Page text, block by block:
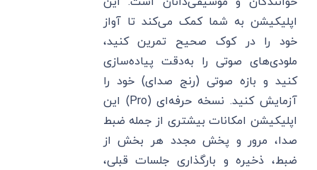
اپلیکیشن به شما کمک می‌کند تا آواز
خود را در کوک صحیح تمرین کنید،
ملودی‌های صوتی را به‌دقت پیاده‌سازی
کنید و بازه صوتی (رنج صدای) خود را
آزمایش کنید. نسخه حرفه‌ای (Pro) این
اپلیکیشن امکانات بیشتری از جمله ضبط
صدا، مرور و پخش مجدد هر بخش از
ضبط، ذخیره و بارگذاری جلسات قبلی،